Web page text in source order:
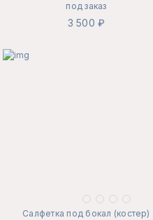
под заказ
3 500 ₽
Салфетка под бокал (костер)